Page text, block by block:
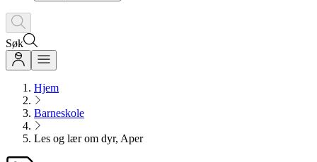
Søk
Hjem
Barneskole
Les og lær om dyr, Aper